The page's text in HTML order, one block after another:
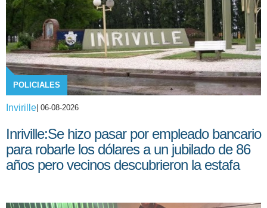
POLICIALES
Invirille | 06-08-2026
Inriville:Se hizo pasar por empleado bancario
para robarle los dólares a un jubilado de 86
años pero vecinos descubrieron la estafa